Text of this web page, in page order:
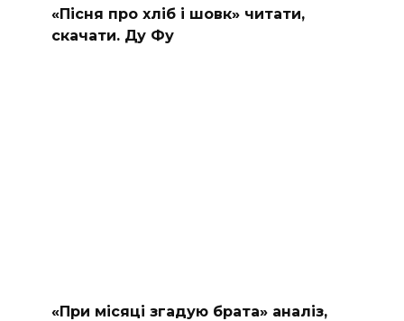
«Пісня про хліб і шовк» читати,
скачати. Ду Фу
«При місяці згадую брата» аналіз,